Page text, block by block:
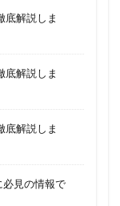
底解説しま
底解説しま
底解説しま
必見の情報で